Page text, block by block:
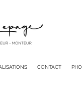
CONTACT